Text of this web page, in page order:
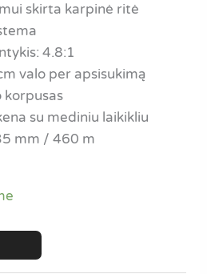
skirta karpinė ritė
4.8:1
valo per apsisukimą
su mediniu laikikliu
mm / 460 m